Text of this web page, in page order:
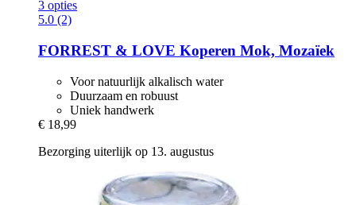
3 opties
5.0 (2)
FORREST & LOVE Koperen Mok, Mozaïek
Voor natuurlijk alkalisch water
Duurzaam en robuust
Uniek handwerk
€ 18,99
Bezorging uiterlijk op 13. augustus